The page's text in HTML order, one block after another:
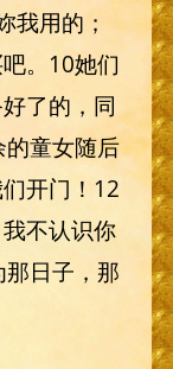
我用的；
。10她们
了的，同
童女随后
开门！12
不认识你
日子，那